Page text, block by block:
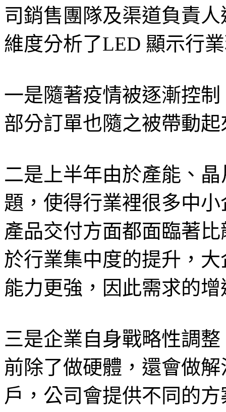
司銷售團隊及渠道負責
維度分析了LED 顯示行
一是隨著疫情被逐漸控
部分訂單也隨之被帶動起
二是上半年由於產能、
題，使得行業裡很多中
產品交付方面都面臨著
於行業集中度的提升，
能力更強，因此需求的
三是企業自身戰略性調
前除了做硬體，還會做
戶，公司會提供不同的